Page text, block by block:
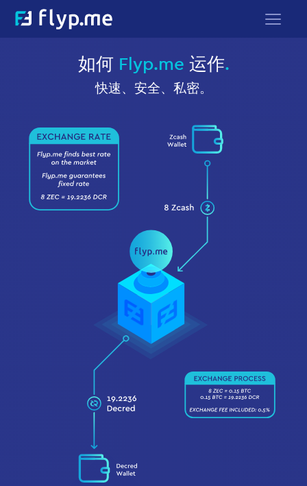
如何 Flyp.me 运作.
快速、安全、私密。